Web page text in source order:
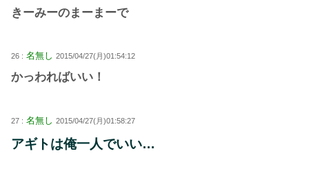
きーみーのまーまーで
26 : 名無し 2015/04/27(月)01:54:12
かっわればいい！
27 : 名無し 2015/04/27(月)01:58:27
アギトは俺一人でいい…